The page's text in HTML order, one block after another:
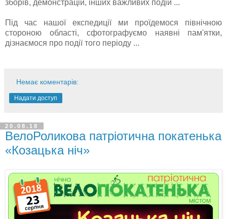
зборів, демонстрацій, інших важливих подій ...
Під час нашої експедиції ми проїдемося північною
стороною області, сфотографуємо наявні пам'ятки,
дізнаємося про події того періоду ...
Немає коментарів:
Надати доступ
20.08.18
ВелоРоликова патріотична покатенька
«Козацька ніч»